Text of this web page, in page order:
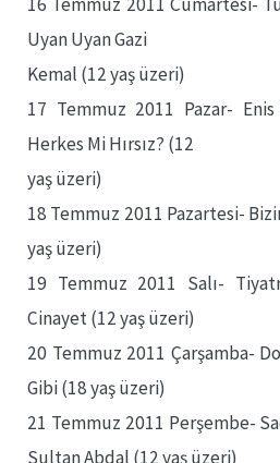
Uyan Uyan Gazi
Kemal (12 yaş üzeri)
17 Temmuz 2011 Pazar-
Herkes Mi Hırsız? (12
yaş üzeri)
18 Temmuz 2011 Pazartesi-
yaş üzeri)
19 Temmuz 2011 Salı-
Cinayet (12 yaş üzeri)
20 Temmuz 2011 Çarşamba-
Gibi (18 yaş üzeri)
21 Temmuz 2011 Perşembe-
Sultan Abdal (12 yaş üzeri)